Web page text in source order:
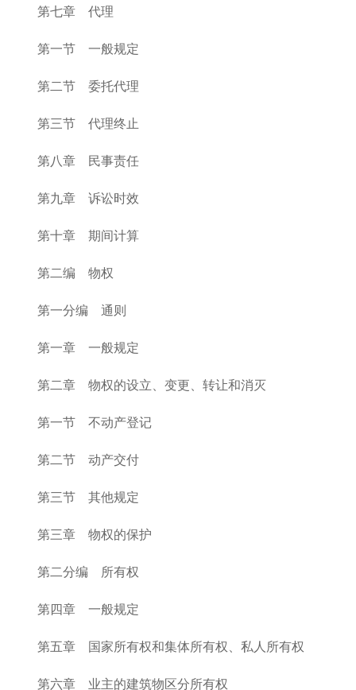
第七章 代理
第一节 一般规定
第二节 委托代理
第三节 代理终止
第八章 民事责任
第九章 诉讼时效
第十章 期间计算
第二编 物权
第一分编 通则
第一章 一般规定
第二章 物权的设立、变更、转让和消灭
第一节 不动产登记
第二节 动产交付
第三节 其他规定
第三章 物权的保护
第二分编 所有权
第四章 一般规定
第五章 国家所有权和集体所有权、私人所有权
第六章 业主的建筑物区分所有权